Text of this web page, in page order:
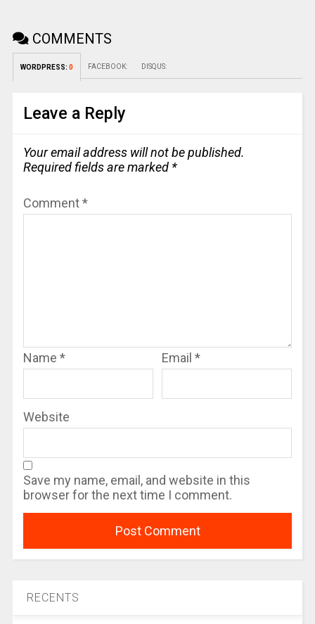
COMMENTS
WORDPRESS: 0 FACEBOOK: DISQUS:
Leave a Reply
Your email address will not be published.
Required fields are marked *
Comment*
Name * Email *
Website
Save my name, email, and website in this
browser for the next time I comment.
RECENTS